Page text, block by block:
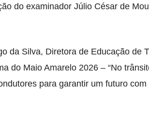
do examinador Júlio César de
da Silva, Diretora de Educação de
do Maio Amarelo 2026 – “No
para garantir um futuro